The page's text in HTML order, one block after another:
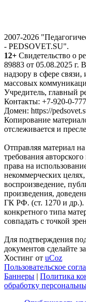
2007-2026
- PEDSOVET.SU".
12+ Свидетельство
89883 от 05.08.2025 г.
надзору в сфере
массовых
Учредитель, главный
Контакты: +7-920-0-
Домен: https://
Копирование
отслеживается и
Отправляя материал на
требования
права на
некоммерческих
воспроизведение,
произведения,
ГК РФ. (ст. 1270 и
конкретного типа
совпадать с точкой
Для подтверждения
документов сделайте
Хостинг от uCoz
Пользовательское
Баннеры | Политика
обработку